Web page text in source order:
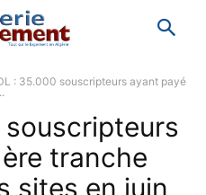
: 35.000 souscripteurs ayant payé
tranche
sites en juin